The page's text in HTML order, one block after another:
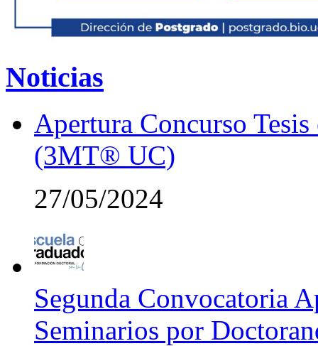
Noticias
Apertura Concurso
(3MT® UC)
27/05/2024
Segunda Convocatoria
Seminarios por